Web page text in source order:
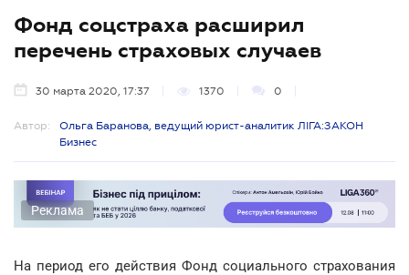
Фонд соцстраха расширил
перечень страховых случаев
30 марта 2020, 17:37 1370 0
Автор:
Ольга Баранова, ведущий юрист-аналитик ЛІГА:ЗАКОН
Бизнес
Реклама
На период его действия Фонд социального страхования